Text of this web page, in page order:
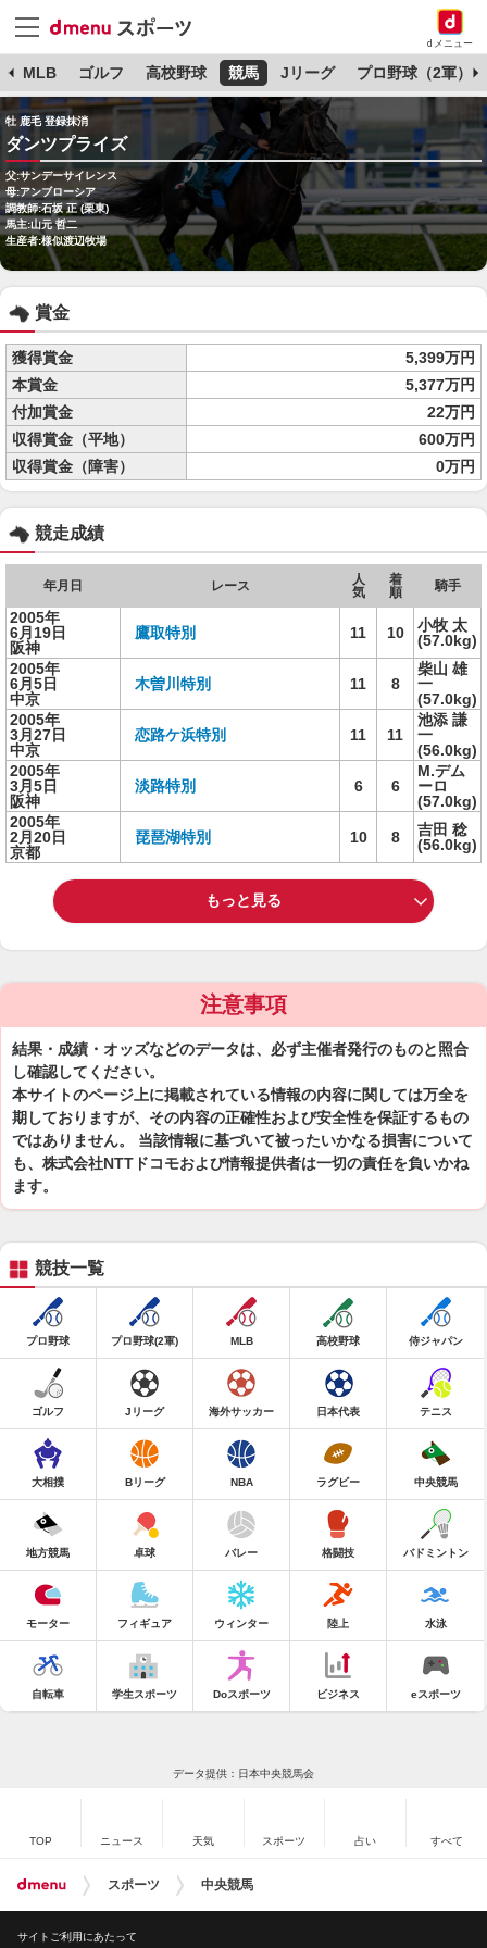
dメニュー
MLB ゴルフ 高校野球 競馬 Jリーグ プロ野球（2軍）
牡 鹿毛 登録抹消
ダンツプライズ
父:サンデーサイレンス
母:アンブローシア
調教師:石坂 正 (栗東)
馬主:山元 哲二
生産者:様似渡辺牧場
賞金
獲得賞金
5,399万円
本賞金
5,377万円
付加賞金
22万円
収得賞金（平地）
600万円
収得賞金（障害）
0万円
競走成績
年月日 レース
人
気
着
順
騎手
2005年
6月19日
阪神
鷹取特別 11 10
小牧 太
(57.0kg)
2005年
6月5日
中京
木曽川特別 11 8
柴山 雄
一
(57.0kg)
2005年
3月27日
中京
恋路ケ浜特別 11 11
池添 謙
一
(56.0kg)
2005年
3月5日
阪神
淡路特別 6 6
M.デム
ーロ
(57.0kg)
2005年
2月20日
京都
琵琶湖特別 10 8
吉田 稔
(56.0kg)
もっと見る
注意事項
結果・成績・オッズなどのデータは、必ず主催者発行のものと照合
し確認してください。
本サイトのページ上に掲載されている情報の内容に関しては万全を
期しておりますが、その内容の正確性および安全性を保証するもの
ではありません。 当該情報に基づいて被ったいかなる損害について
も、株式会社NTTドコモおよび情報提供者は一切の責任を負いかね
ます。
競技一覧
プロ野球 プロ野球(2軍) MLB 高校野球 侍ジャパン
ゴルフ Jリーグ 海外サッカー 日本代表 テニス
大相撲 Bリーグ NBA ラグビー 中央競馬
地方競馬 卓球 バレー 格闘技 バドミントン
モーター フィギュア ウィンター 陸上 水泳
自転車 学生スポーツ Doスポーツ ビジネス eスポーツ
データ提供：日本中央競馬会
TOP ニュース 天気 スポーツ 占い すべて
スポーツ 中央競馬
サイトご利用にあたって